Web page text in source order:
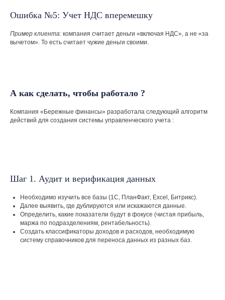
Ошибка №5: Учет НДС вперемешку
Пример клиента: компания считает деньги «включая НДС», а не «за
вычетом». То есть считает чужие деньги своими.
А как сделать, чтобы работало ?
Компания «Бережные финансы» разработала следующий алгоритм
действий для создания системы управленческого учета :
Шаг 1. Аудит и верификация данных
Необходимо изучить все базы (1С, ПланФакт, Excel, Битрикс).
Далее выявить, где дублируются или искажаются данные.
Определить, какие показатели будут в фокусе (чистая прибыль,
маржа по подразделениям, рентабельность).
Создать классификаторы доходов и расходов, необходимую
систему справочников для переноса данных из разных баз.